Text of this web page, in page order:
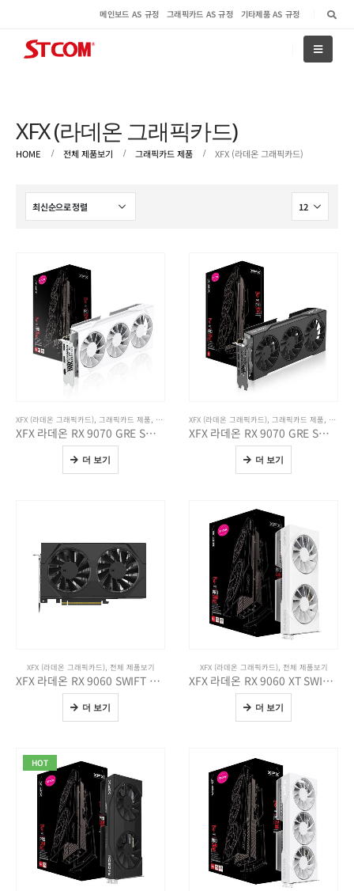
메인보드 AS 규정 그래픽카드 AS 규정 기타제품 AS 규정
XFX (라데온 그래픽카드)
HOME 전체 제품보기 그래픽카드 제품 XFX (라데온 그래픽카드)
XFX (라데온 그래픽카드), 그래픽카드 제품, 전체 제품보기
XFX 라데온 RX 9070 GRE SWIFT WHITE D6 12GB
더 보기
XFX (라데온 그래픽카드), 그래픽카드 제품, 전체
XFX 라데온 RX 9070 GRE SWIFT D6 12GB
더 보기
XFX (라데온 그래픽카드), 전체 제품보기
XFX 라데온 RX 9060 SWIFT DUAL D6 8GB
더 보기
XFX (라데온 그래픽카드), 전체 제품보기
XFX 라데온 RX 9060 XT SWIFT DUAL WHITE OC D6 16GB
더 보기
HOT